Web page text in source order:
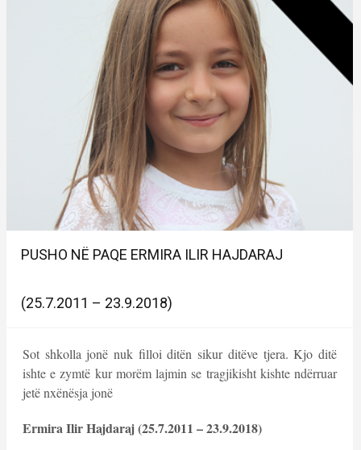
PUSHO NË PAQE ERMIRA ILIR HAJDARAJ
(25.7.2011 – 23.9.2018)
Sot shkolla jonë nuk filloi ditën sikur ditëve tjera. Kjo ditë
ishte e zymtë kur morëm lajmin se tragjikisht kishte ndërruar
jetë nxënësja jonë
Ermira Ilir Hajdaraj (25.7.2011 – 23.9.2018)